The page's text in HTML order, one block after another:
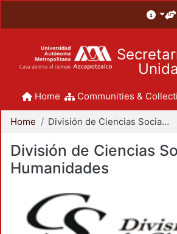
Home Communities &
Home División de Ciencias Sociales y Humanidades
División de Ciencias
Humanidades